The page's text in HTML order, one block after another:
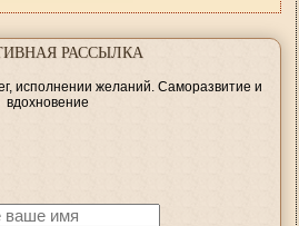
РАССЫЛКА
исполнении желаний. Саморазвитие и
вдохновение